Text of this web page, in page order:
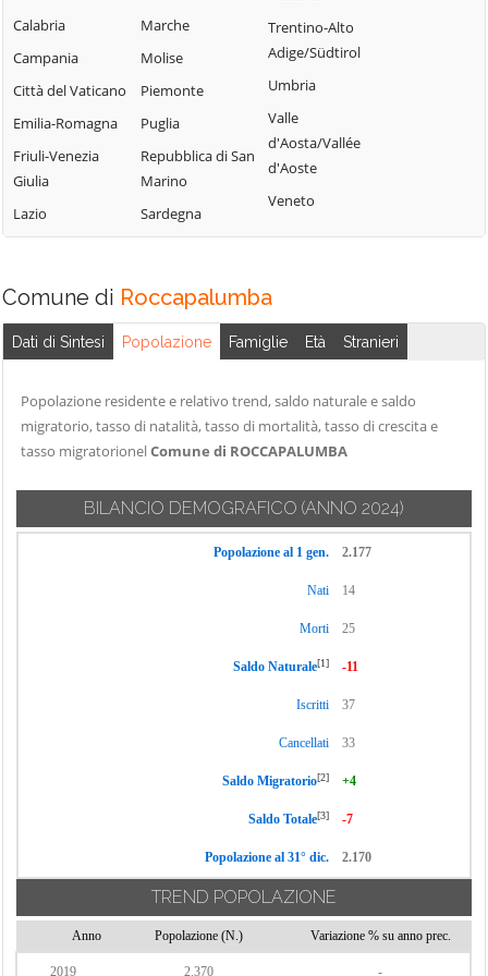
Campofiorito
Casteldaccia
Castronovo di
Sicilia
Cefalà Diana
Montelepre
Montemaggiore
Belsito
Palermo
Partinico
Petralia Soprana
Terrasini
Torretta
Ustica
Valledolmo
Villabate
Villafrati
Calabria
Campania
Città del Vaticano
Emilia-Romagna
Friuli-Venezia
Giulia
Lazio
Marche
Molise
Piemonte
Puglia
Repubblica di San
Marino
Sardegna
Trentino-Alto
Adige/Südtirol
Umbria
Valle
d'Aosta/Vallée
d'Aoste
Veneto
Comune di Roccapalumba
Dati di Sintesi Popolazione Famiglie Età Stranieri
Popolazione residente e relativo trend, saldo naturale e saldo
migratorio, tasso di natalità, tasso di mortalità, tasso di crescita e
tasso migratorionelComune di ROCCAPALUMBA
BILANCIO DEMOGRAFICO (ANNO 2024)
Popolazione al 1 gen. 2.177
Nati 14
Morti 25
Saldo Naturale[1] -11
Iscritti 37
Cancellati 33
Saldo Migratorio[2] +4
Saldo Totale[3] -7
Popolazione al 31° dic. 2.170
TREND POPOLAZIONE
Anno Popolazione (N.) Variazione % su anno prec.
2019 2.370 -